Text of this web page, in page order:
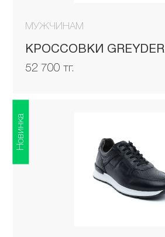
МУЖЧИНАМ
КРОССОВКИ GREYDER
52 700 тг.
Новинка